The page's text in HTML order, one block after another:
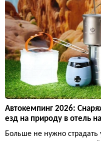
Автокемпинг 2026:
езд на природу в отель
Больше не нужно страдать